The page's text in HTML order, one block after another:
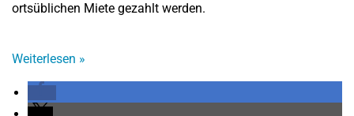
ortsüblichen Miete gezahlt werden.
Weiterlesen »